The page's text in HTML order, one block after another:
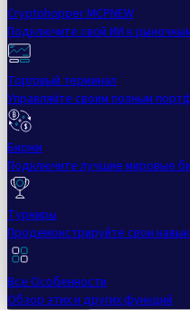
Cryptohopper MCPNEW
Подключите свой ИИ к
Торговый терминал
Управляйте своим полным
Биржи
Подключите лучшие мировые
Турниры
Продемонстрируйте свои
Все Особенности
Обзор этих и других функций